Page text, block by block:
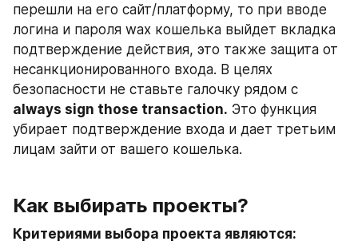
перешли на его сайт/платформу, то при вводе
логина и пароля wax кошелька выйдет вкладка
подтверждение действия, это также защита от
несанкционированного входа. В целях
always sign those transaction. Это функция
убирает подтверждение входа и дает третьим
лицам зайти от вашего кошелька.
Как выбирать проекты?
Критериями выбора проекта являются: